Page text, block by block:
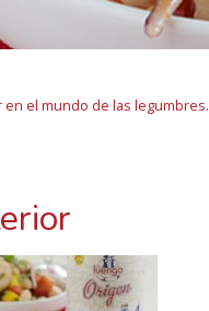
el mundo de las legumbres.